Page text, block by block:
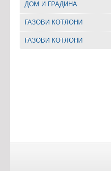
ДОМ И ГРАДИНА
ГАЗОВИ КОТЛОНИ
ГАЗОВИ КОТЛОНИ